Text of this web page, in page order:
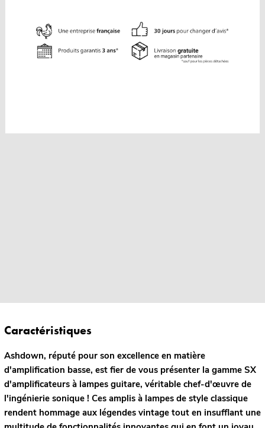
Caractéristiques
Ashdown, réputé pour son excellence en matière
d'amplification basse, est fier de vous présenter la gamme SX
d'amplificateurs à lampes guitare, véritable chef-d'œuvre de
l'ingénierie sonique ! Ces amplis à lampes de style classique
rendent hommage aux légendes vintage tout en insufflant une